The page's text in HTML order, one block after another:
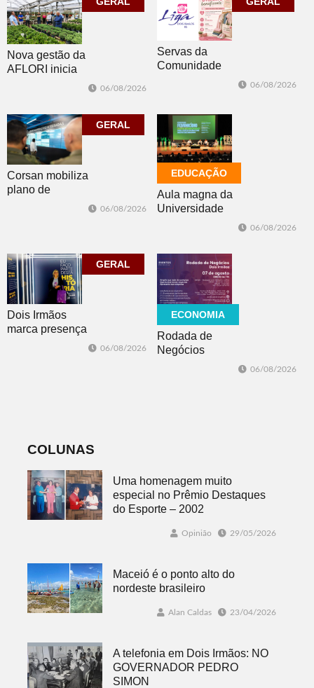
Nova gestão da
AFLORI inicia
06/08/2026
Servas da
Comunidade
06/08/2026
GERAL
Corsan mobiliza
plano de
06/08/2026
EDUCAÇÃO
Aula magna da
Universidade
acadêmica em
debate sobre o
feminicídio
06/08/2026
GERAL
Dois Irmãos
marca presença
06/08/2026
ECONOMIA
Rodada de
Negócios
06/08/2026
COLUNAS
Uma homenagem muito
especial no Prêmio Destaques
do Esporte – 2002
Opinião 29/05/2026
Maceió é o ponto alto do
nordeste brasileiro
Alan Caldas 23/04/2026
A telefonia em Dois Irmãos: NO
GOVERNADOR PEDRO
SIMON